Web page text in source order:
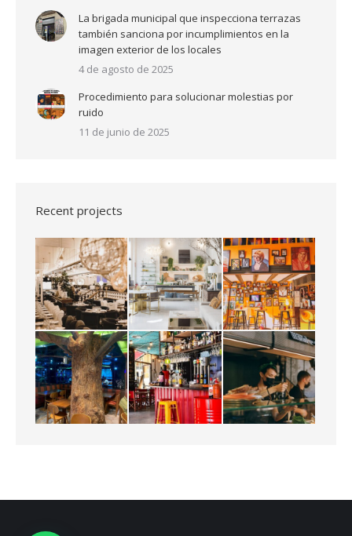
La brigada municipal que inspecciona terrazas
también sanciona por incumplimientos en la
imagen exterior de los locales
4 de agosto de 2025
Procedimiento para solucionar molestias por
ruido
11 de junio de 2025
Recent projects